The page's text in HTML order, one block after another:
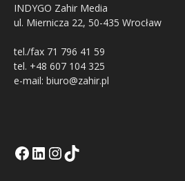
INDYGO Zahir Media
ul. Miernicza 22, 50-435 Wrocław
tel./fax 71 796 41 59
tel. +48 607 104 325
e-mail: biuro@zahir.pl
Facebook
LinkedIn
Tik Tok KEInstagramm KE